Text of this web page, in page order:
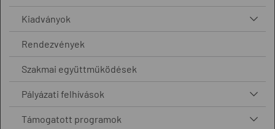
Kiadványok
Rendezvények
Szakmai együttműködések
Pályázati felhívások
Támogatott programok